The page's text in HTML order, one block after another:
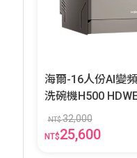
海爾-16人份AI變
洗碗機H500 HDWE16-48SC5
NT$32,000
NT$25,600